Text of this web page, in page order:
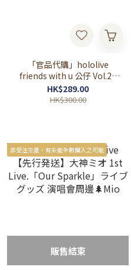
「官品代購」hololive
friends with u 公仔 Vol.21
(AZKi/赤井はあと/白上フブ
キ/大神ミオ/常闇トワ)
HK$289.00
HK$300.00
非受注生產，有未能全數購入之可能
販售結束